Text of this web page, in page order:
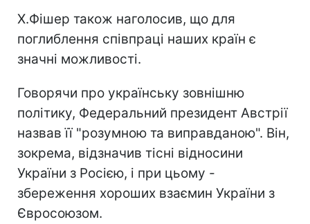
Х.Фішер також наголосив, що для
поглиблення співпраці наших країн є
значні можливості.
Говорячи про українську зовнішню
політику, Федеральний президент Австрії
назвав її "розумною та виправданою". Він,
зокрема, відзначив тісні відносини
України з Росією, і при цьому -
збереження хороших взаємин України з
Євросоюзом.